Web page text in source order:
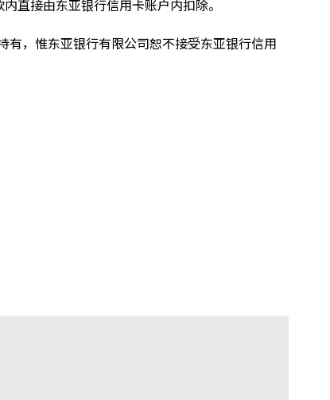
直接由东亚银行信用卡账户内扣除。
有，惟东亚银行有限公司恕不接受东亚银行信用